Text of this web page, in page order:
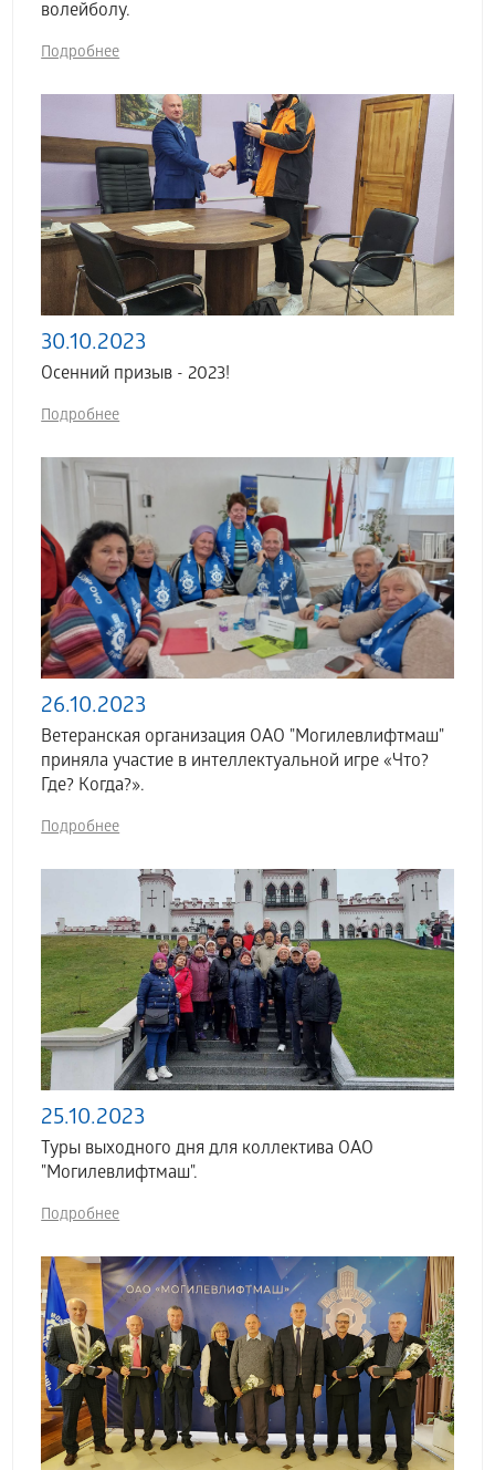
волейболу.
Подробнее
30.10.2023
Осенний призыв - 2023!
Подробнее
26.10.2023
Ветеранская организация ОАО "Могилевлифтмаш"
приняла участие в интеллектуальной игре «Что?
Где? Когда?».
Подробнее
25.10.2023
Туры выходного дня для коллектива ОАО
"Могилевлифтмаш".
Подробнее